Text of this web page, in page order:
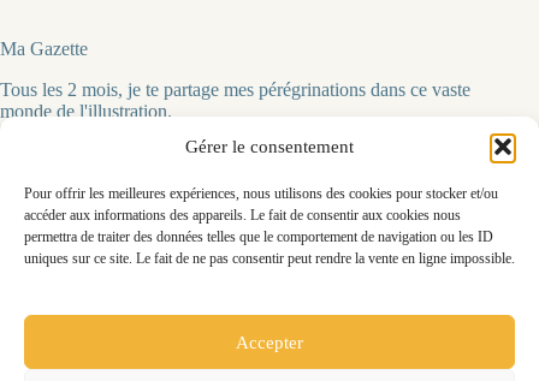
Gérer le consentement
Pour offrir les meilleures expériences, nous utilisons des cookies pour stocker et/ou
accéder aux informations des appareils. Le fait de consentir aux cookies nous
permettra de traiter des données telles que le comportement de navigation ou les ID
uniques sur ce site. Le fait de ne pas consentir peut rendre la vente en ligne impossible.
Accepter
Ma Gazette
Tous les 2 mois, je te partage mes pérégrinations dans ce vaste
monde de l'illustration.
Me contacter
tel 06 07 98 74 49‬